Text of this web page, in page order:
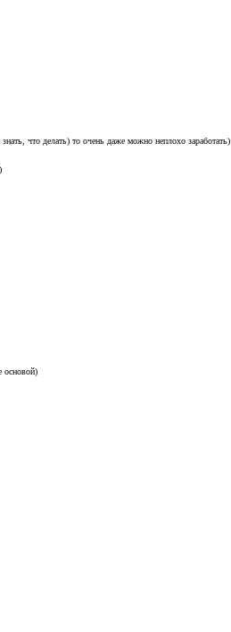
что делать) то очень даже можно неплохо заработать)
основой)